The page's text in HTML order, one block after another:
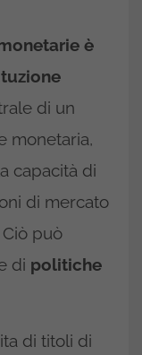
è
di un
monetaria,
capacità di
di mercato
può
di politiche
di titoli di